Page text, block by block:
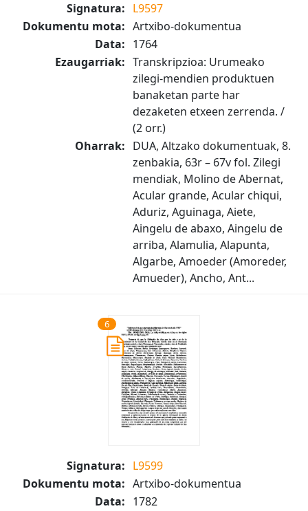
Signatura: L9597
Dokumentu mota: Artxibo-dokumentua
Data: 1764
Ezaugarriak: Transkripzioa: Urumeako
zilegi-mendien produktuen
banaketan parte har
dezaketen etxeen zerrenda. /
(2 orr.)
Oharrak: DUA, Altzako dokumentuak, 8.
zenbakia, 63r – 67v fol. Zilegi
mendiak, Molino de Abernat,
Acular grande, Acular chiqui,
Aduriz, Aguinaga, Aiete,
Aingelu de abaxo, Aingelu de
arriba, Alamulia, Alapunta,
Algarbe, Amoeder (Amoreder,
Amueder), Ancho, Ant...
6
Signatura: L9599
Dokumentu mota: Artxibo-dokumentua
Data: 1782